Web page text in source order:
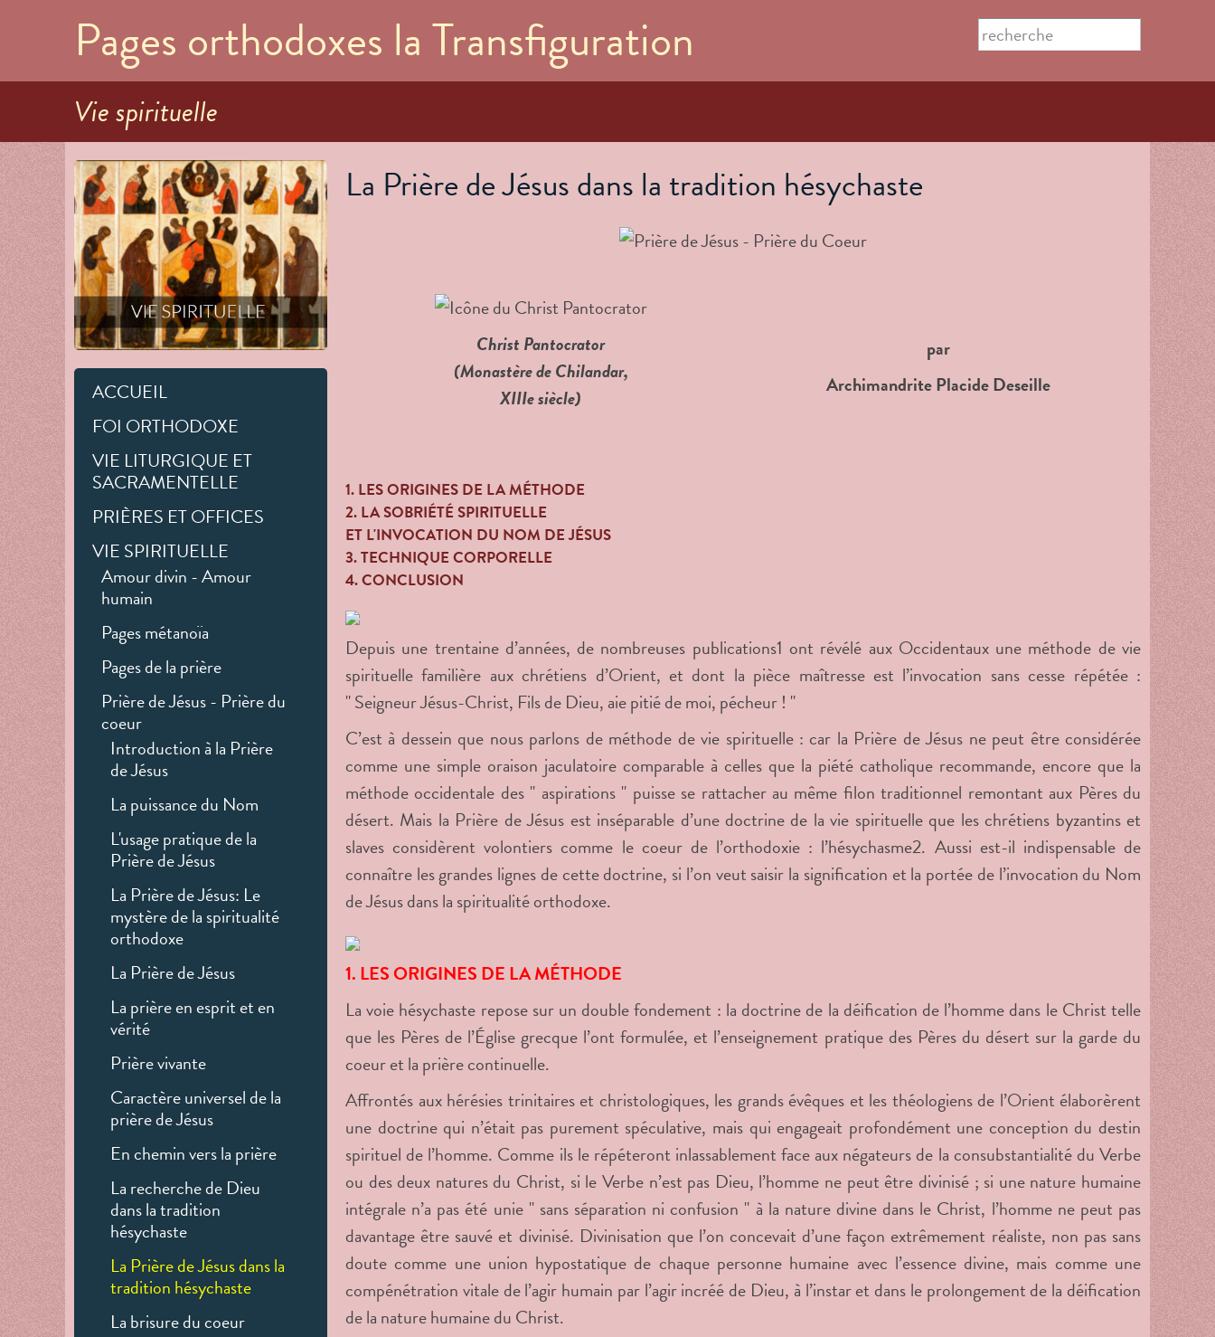
contenu
principal
Pages orthodoxes la Transfiguration
Formulaire
de
recherche
Search this site
Vie spirituelle
ACCUEIL
FOI ORTHODOXE
VIE LITURGIQUE ET
SACRAMENTELLE
PRIÈRES ET OFFICES
VIE SPIRITUELLE
Amour divin - Amour
humain
Pages métanoïa
Pages de la prière
Prière de Jésus - Prière du
coeur
Introduction à la Prière
de Jésus
La puissance du Nom
L'usage pratique de la
Prière de Jésus
La Prière de Jésus: Le
mystère de la spiritualité
orthodoxe
La Prière de Jésus
La prière en esprit et en
vérité
Prière vivante
Caractère universel de la
prière de Jésus
En chemin vers la prière
La recherche de Dieu
dans la tradition
hésychaste
La Prière de Jésus dans la
tradition hésychaste
La brisure du coeur
La Prière de Jésus dans la tradition hésychaste
Christ Pantocrator
(Monastère de Chilandar,
XIIIe siècle)
par
Archimandrite Placide Deseille
1. LES ORIGINES DE LA MÉTHODE
2. LA SOBRIÉTÉ SPIRITUELLE
ET L'INVOCATION DU NOM DE JÉSUS
3. TECHNIQUE CORPORELLE
4. CONCLUSION
Depuis une trentaine d’années, de nombreuses publications1 ont révélé aux Occidentaux une méthode de vie
spirituelle familière aux chrétiens d’Orient, et dont la pièce maîtresse est l’invocation sans cesse répétée :
" Seigneur Jésus-Christ, Fils de Dieu, aie pitié de moi, pécheur ! "
C’est à dessein que nous parlons de méthode de vie spirituelle : car la Prière de Jésus ne peut être considérée
comme une simple oraison jaculatoire comparable à celles que la piété catholique recommande, encore que la
méthode occidentale des " aspirations " puisse se rattacher au même filon traditionnel remontant aux Pères du
désert. Mais la Prière de Jésus est inséparable d’une doctrine de la vie spirituelle que les chrétiens byzantins et
slaves considèrent volontiers comme le coeur de l’orthodoxie : l’hésychasme2. Aussi est-il indispensable de
connaître les grandes lignes de cette doctrine, si l’on veut saisir la signification et la portée de l’invocation du Nom
de Jésus dans la spiritualité orthodoxe.
1. LES ORIGINES DE LA MÉTHODE
La voie hésychaste repose sur un double fondement : la doctrine de la déification de l’homme dans le Christ telle
que les Pères de l’Église grecque l’ont formulée, et l’enseignement pratique des Pères du désert sur la garde du
coeur et la prière continuelle.
Affrontés aux hérésies trinitaires et christologiques, les grands évêques et les théologiens de l’Orient élaborèrent
une doctrine qui n’était pas purement spéculative, mais qui engageait profondément une conception du destin
spirituel de l’homme. Comme ils le répéteront inlassablement face aux négateurs de la consubstantialité du Verbe
ou des deux natures du Christ, si le Verbe n’est pas Dieu, l’homme ne peut être divinisé ; si une nature humaine
intégrale n’a pas été unie " sans séparation ni confusion " à la nature divine dans le Christ, l’homme ne peut pas
davantage être sauvé et divinisé. Divinisation que l’on concevait d’une façon extrêmement réaliste, non pas sans
doute comme une union hypostatique de chaque personne humaine avec l’essence divine, mais comme une
compénétration vitale de l’agir humain par l’agir incréé de Dieu, à l’instar et dans le prolongement de la déification
de la nature humaine du Christ.